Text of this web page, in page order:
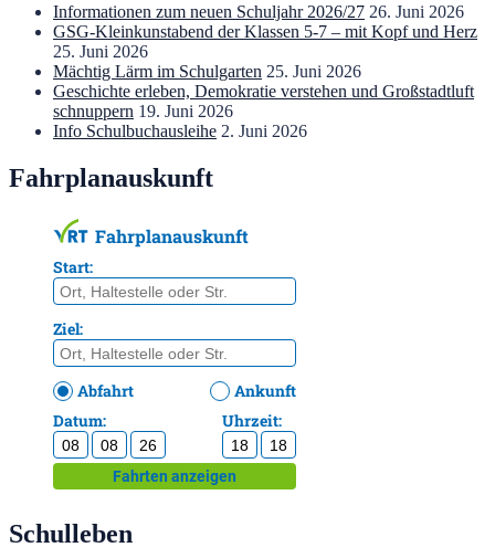
Informationen zum neuen Schuljahr 2026/27 26. Juni 2026
GSG-Kleinkunstabend der Klassen 5-7 – mit Kopf und Herz
25. Juni 2026
Mächtig Lärm im Schulgarten 25. Juni 2026
Geschichte erleben, Demokratie verstehen und Großstadtluft
schnuppern 19. Juni 2026
Info Schulbuchausleihe 2. Juni 2026
Fahrplanauskunft
Schulleben